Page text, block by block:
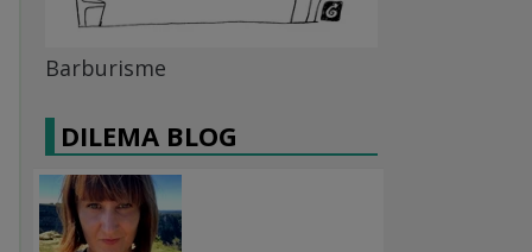
Barburisme
DILEMA BLOG